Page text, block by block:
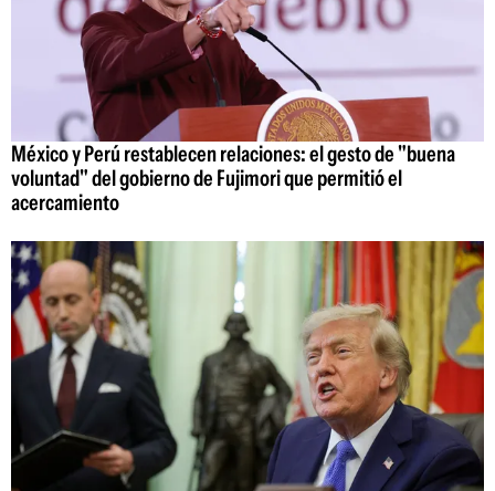
México y Perú restablecen relaciones: el gesto de "buena
voluntad" del gobierno de Fujimori que permitió el
acercamiento